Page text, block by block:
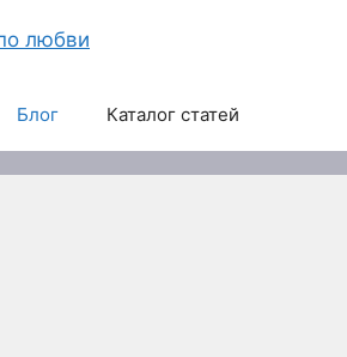
Блог Каталог статей